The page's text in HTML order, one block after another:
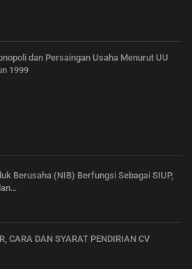
dan Persaingan Usaha Menurut UU
1999
Berusaha (NIB) Berfungsi Sebagai SIUP,
CARA DAN SYARAT PENDIRIAN CV